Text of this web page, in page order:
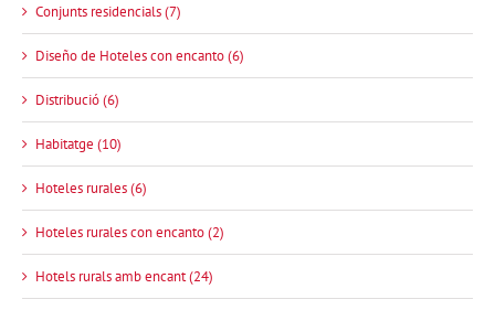
Conjunts residencials (7)
Diseño de Hoteles con encanto (6)
Distribució (6)
Habitatge (10)
Hoteles rurales (6)
Hoteles rurales con encanto (2)
Hotels rurals amb encant (24)